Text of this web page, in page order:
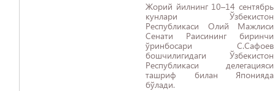
Жорий йилнинг 10–14 сентябрь
кунлари Ўзбекистон
Республикаси Олий Мажлиси
Сенати Раисининг биринчи
ўринбосари С.Сафоев
бошчилигидаги Ўзбекистон
Республикаси делегацияси
ташриф билан Японияда
бўлади.